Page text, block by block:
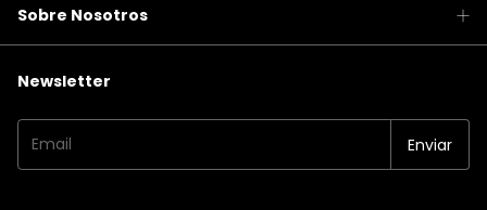
Sobre Nosotros
Newsletter